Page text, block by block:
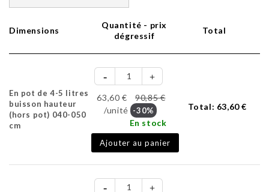
Dimensions
Quantité - prix
dégressif
Total
En pot de 4-5 litres
buisson hauteur
(hors pot) 040-050
cm
63,60 €
90,85 €
/unité -30%
En stock
Ajouter au panier
Total: 63,60 €